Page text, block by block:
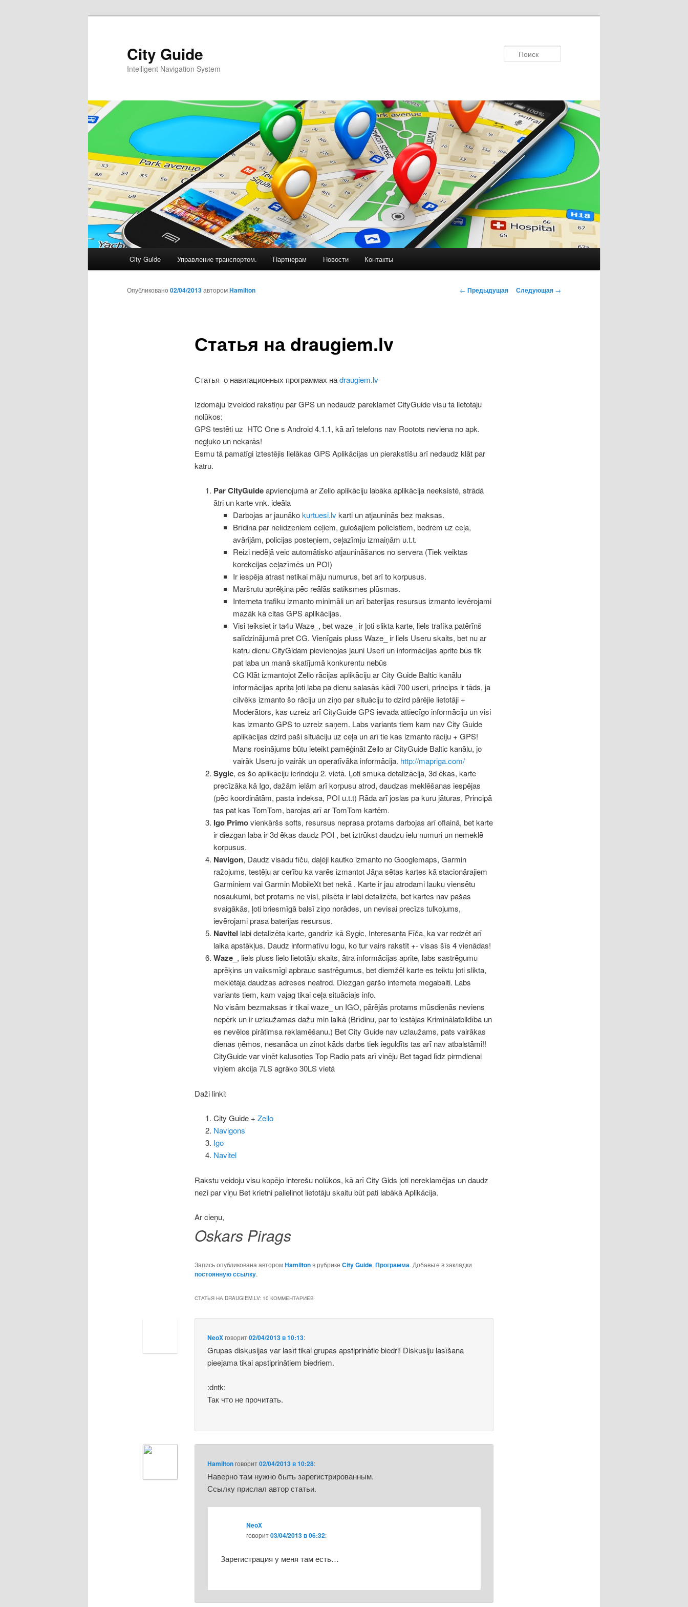
City Guide
Intelligent Navigation System
City Guide Управление транспортом. Партнерам Новости Контакты
Навигация
← Предыдущая Следующая →
Статья на draugiem.lv
Опубликовано 02/04/2013авторомHamilton
Статья о навигационных программах наdraugiem.lv
Izdomāju izveidod rakstiņu par GPS un nedaudz pareklamēt CityGuide visu tā lietotāju
nolūkos:
GPS testēti uz HTC One s Android 4.1.1, kā arī telefons nav Rootots neviena no apk.
negļuko un nekarās!
Esmu tā pamatīgi iztestējis lielākas GPS Aplikācijas un pierakstīšu arī nedaudz klāt par
katru.
Par CityGuideapvienojumā ar Zello aplikāciju labāka aplikācija neeksistē, strādā
ātri un karte vnk. ideāla
Darbojas ar jaunākokurtuesi.lvkarti un atjauninās bez maksas.
Brīdina par nelīdzeniem ceļiem, gulošajiem policistiem, bedrēm uz ceļa,
avārijām, policijas posteņiem, ceļazīmju izmaiņām u.t.t.
Reizi nedēļā veic automātisko atjaunināšanos no servera (Tiek veiktas
korekcijas ceļazīmēs un POI)
Ir iespēja atrast netikai māju numurus, bet arī to korpusus.
Maršrutu aprēķina pēc reālās satiksmes plūsmas.
Interneta trafiku izmanto minimāli un arī baterijas resursus izmanto ievērojami
mazāk kā citas GPS aplikācijas.
Visi teiksiet ir ta4u Waze_, bet waze_ ir ļoti slikta karte, liels trafika patērīnš
salīdzinājumā pret CG. Vienīgais pluss Waze_ ir liels Useru skaits, bet nu ar
katru dienu CityGidam pievienojas jauni Useri un informācijas aprite būs tik
pat laba un manā skatījumā konkurentu nebūs
CG Klāt izmantojot Zello rācijas aplikāciju ar City Guide Baltic kanālu
informācijas aprita ļoti laba pa dienu salasās kādi 700 useri, princips ir tāds, ja
cilvēks izmanto šo rāciju un ziņo par situāciju to dzird pārējie lietotāji +
Moderātors, kas uzreiz arī CityGuide GPS ievada attiecīgo informāciju un visi
kas izmanto GPS to uzreiz saņem. Labs variants tiem kam nav City Guide
aplikācijas dzird paši situāciju uz ceļa un arī tie kas izmanto rāciju + GPS!
Mans rosinājums būtu ieteikt pamēģināt Zello ar CityGuide Baltic kanālu, jo
vairāk Useru jo vairāk un operatīvāka informācija. http://mapriga.com/
Sygic, es šo aplikāciju ierindoju 2. vietā. Ļoti smuka detalizācija, 3d ēkas, karte
precīzāka kā Igo, dažām ielām arī korpusu atrod, daudzas meklēšanas iespējas
(pēc koordinātām, pasta indeksa, POI u.t.t) Rāda arī joslas pa kuru jāturas, Principā
tas pat kas TomTom, barojas arī ar TomTom kartēm.
Igo Primovienkāršs softs, resursus neprasa protams darbojas arī oflainā, bet karte
ir diezgan laba ir 3d ēkas daudz POI , bet iztrūkst daudzu ielu numuri un nemeklē
korpusus.
Navigon, Daudz visādu fīču, daļēji kautko izmanto no Googlemaps, Garmin
ražojums, testēju ar cerību ka varēs izmantot Jāņa sētas kartes kā stacionārajiem
Garminiem vai Garmin MobileXt bet nekā . Karte ir jau atrodami lauku viensētu
nosaukumi, bet protams ne visi, pilsēta ir labi detalizēta, bet kartes nav pašas
svaigākās, ļoti briesmīgā balsī ziņo norādes, un nevisai precīzs tulkojums,
ievērojami prasa baterijas resursus.
Navitel labi detalizēta karte, gandrīz kā Sygic, Interesanta Fīča, ka var redzēt arī
laika apstākļus. Daudz informatīvu logu, ko tur vairs rakstīt +- visas šīs 4 vienādas!
Waze_ , liels pluss lielo lietotāju skaits, ātra informācijas aprite, labs sastrēgumu
aprēķins un vaiksmīgi apbrauc sastrēgumus, bet diemžēl karte es teiktu ļoti slikta,
meklētāja daudzas adreses neatrod. Diezgan garšo interneta megabaiti. Labs
variants tiem, kam vajag tikai ceļa situāciajs info.
No visām bezmaksas ir tikai waze_ un IGO, pārējās protams mūsdienās neviens
nepērk un ir uzlaužamas dažu min laikā (Brīdinu, par to iestājas Kriminālatbildība un
es nevēlos pirātimsa reklamēšanu.) Bet City Guide nav uzlaužams, pats vairākas
dienas ņēmos, nesanāca un zinot kāds darbs tiek ieguldīts tas arī nav atbalstāmi!!
CityGuide var vinēt kalusoties Top Radio pats arī vinēju Bet tagad līdz pirmdienai
viņiem akcija 7LS agrāko 30LS vietā
Daži linki:
City Guide +Zello
Navigons
Igo
Navitel
Rakstu veidoju visu kopējo interešu nolūkos, kā arī City Gids ļoti nereklamējas un daudz
nezi par viņu Bet krietni palielinot lietotāju skaitu būt pati labākā Aplikācija.
Ar cieņu,
Oskars Pirags
Запись опубликована авторомHamiltonв рубрике City Guide, Программа. Добавьте в закладки
постоянную ссылку.
СТАТЬЯ НА DRAUGIEM.LV: 10 КОММЕНТАРИЕВ
NeoXговорит02/04/2013 в 10:13:
Grupas diskusijas var lasīt tikai grupas apstiprinātie biedri! Diskusiju lasīšana
pieejama tikai apstiprinātiem biedriem.
:dntk:
Так что не прочитать.
Hamilton говорит02/04/2013 в 10:28:
Наверно там нужно быть зарегистрированным.
Ссылку прислал автор статьи.
NeoX
говорит03/04/2013 в 06:32:
Зарегистрация у меня там есть…